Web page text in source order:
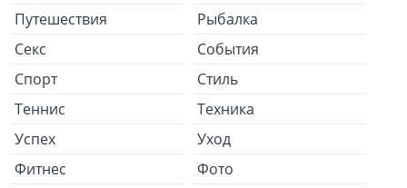
Путешествия
Рыбалка
Секс
События
Спорт
Стиль
Теннис
Техника
Успех
Уход
Фитнес
Фото